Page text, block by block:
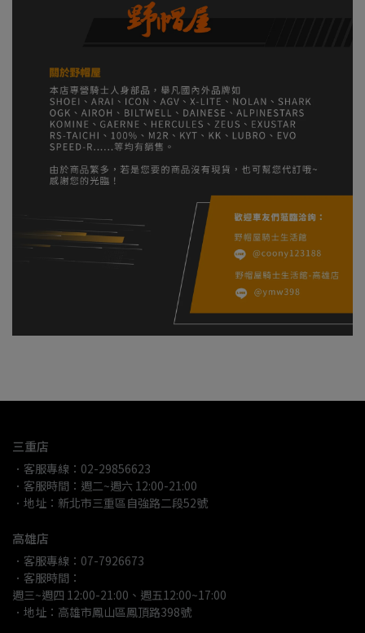
三重店
．客服專線：02-29856623
．客服時間：週二~週六 12:00-21:00
．地址：新北市三重區自強路二段52號
高雄店
．客服專線：07-7926673
．客服時間：
週三~週四 12:00-21:00、週五12:00~17:00
．地址：高雄市鳳山區鳳頂路398號